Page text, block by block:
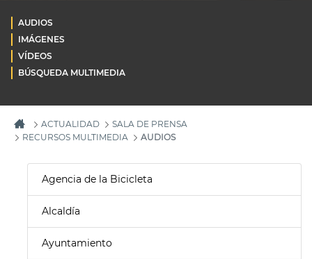
AUDIOS
IMÁGENES
VÍDEOS
BÚSQUEDA MULTIMEDIA
ACTUALIDAD
SALA DE PRENSA
RECURSOS MULTIMEDIA
AUDIOS
Agencia de la Bicicleta
Alcaldía
Ayuntamiento